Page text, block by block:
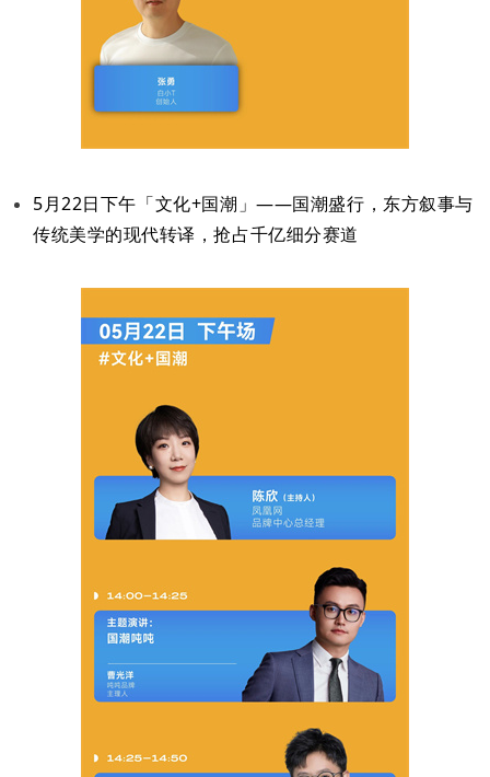
5月22日下午「文化+国潮」——国潮盛行，东方叙事与
传统美学的现代转译，抢占千亿细分赛道